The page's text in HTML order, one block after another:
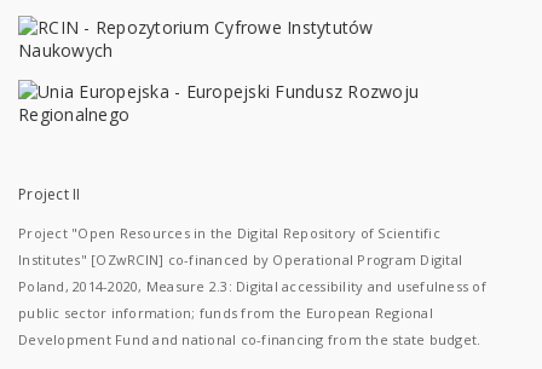
Project II
Project "Open Resources in the Digital Repository of Scientific
Institutes" [OZwRCIN] co-financed by Operational Program Digital
Poland, 2014-2020, Measure 2.3: Digital accessibility and usefulness of
public sector information; funds from the European Regional
Development Fund and national co-financing from the state budget.